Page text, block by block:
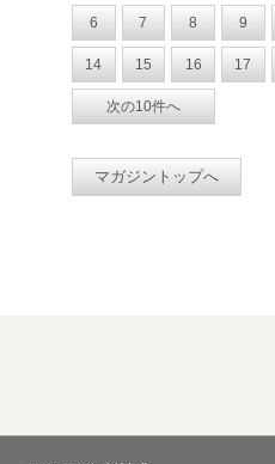
6 7 8 9
14 15 16 17
次の10件へ
マガジントップへ